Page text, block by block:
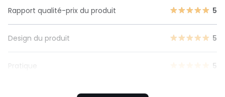
Rapport qualité-prix du produit
5
Design du produit 5
Pratique 5